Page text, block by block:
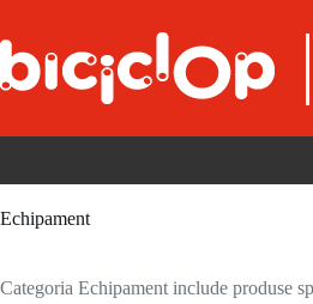
Echipament
Categoria Echipament include produse